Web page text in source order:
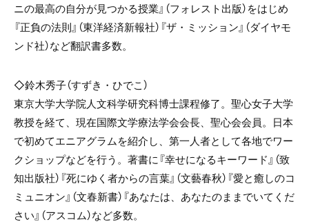
ニの最高の自分が見つかる授業』（フォレスト出版）をはじめ
『正負の法則』（東洋経済新報社）『ザ・ミッション』（ダイヤモ
ンド社）など翻訳書多数。
◇鈴木秀子（すずき・ひでこ）
東京大学大学院人文科学研究科博士課程修了。聖心女子大学
教授を経て、現在国際文学療法学会会長、聖心会会員。日本
で初めてエニアグラムを紹介し、第一人者として各地でワー
クショップなどを行う。著書に『幸せになるキーワード』（致
知出版社）『死にゆく者からの言葉』（文藝春秋）『愛と癒しのコ
ミュニオン』（文春新書）『あなたは、あなたのままでいてくだ
さい』（アスコム）など多数。